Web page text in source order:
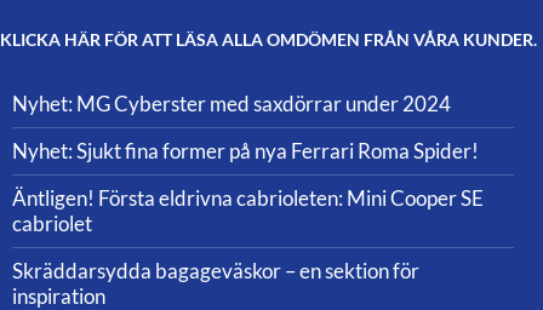
KLICKA HÄR FÖR ATT LÄSA ALLA OMDÖMEN FRÅN VÅRA KUNDER.
Nyhet: MG Cyberster med saxdörrar under 2024
Nyhet: Sjukt fina former på nya Ferrari Roma Spider!
Äntligen! Första eldrivna cabrioleten: Mini Cooper SE
cabriolet
Skräddarsydda bagageväskor – en sektion för
inspiration